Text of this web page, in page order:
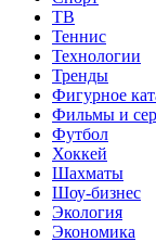
ТВ
Теннис
Технологии
Тренды
Фигурное
Фильмы и
Футбол
Хоккей
Шахматы
Шоу-бизнес
Экология
Экономика